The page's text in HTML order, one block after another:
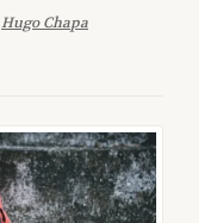
Hugo Chapa